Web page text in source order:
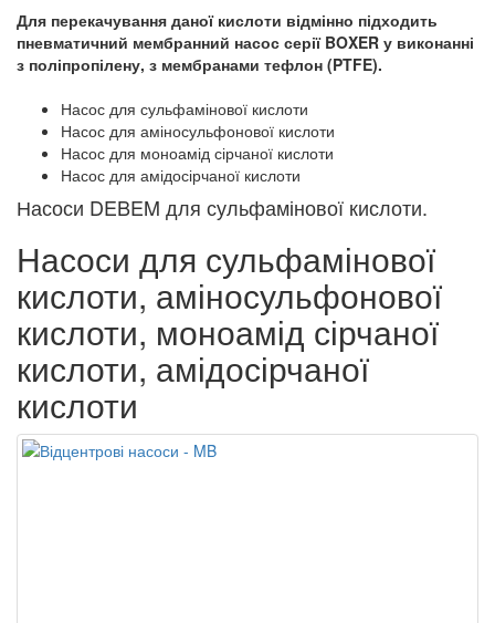
Для перекачування даної кислоти відмінно підходить
пневматичний мембранний насос серії BOXER у виконанні
з поліпропілену, з мембранами тефлон (PTFE).
Насос для сульфамінової кислоти
Насос для аміносульфонової кислоти
Насос для моноамід сірчаної кислоти
Насос для амідосірчаної кислоти
Насоси DEBEM для сульфамінової кислоти.
Насоси для сульфамінової
кислоти, аміносульфонової
кислоти, моноамід сірчаної
кислоти, амідосірчаної
кислоти